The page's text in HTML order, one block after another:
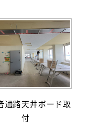
通路天井ボード取
付